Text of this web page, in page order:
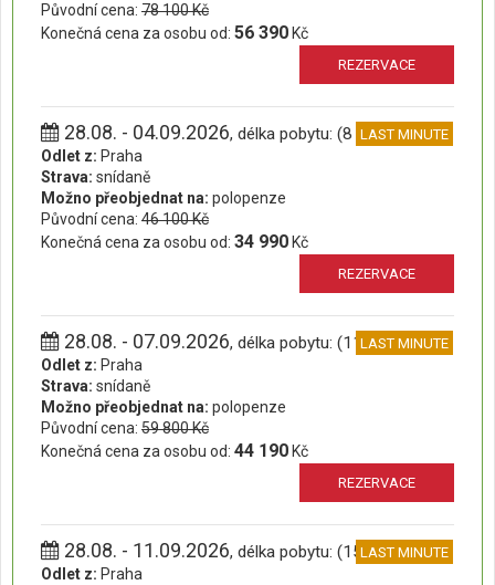
Původní cena: 78 100 Kč
Konečná cena za osobu od: 56 390 Kč
REZERVACE
28.08. - 04.09.2026, délka pobytu: (8 dní)LAST MINUTE
Odlet z: Praha
Strava: snídaně
Možno přeobjednat na: polopenze
Původní cena: 46 100 Kč
Konečná cena za osobu od: 34 990 Kč
REZERVACE
28.08. - 07.09.2026, délka pobytu: (11 dní)LAST MINUTE
Odlet z: Praha
Strava: snídaně
Možno přeobjednat na: polopenze
Původní cena: 59 800 Kč
Konečná cena za osobu od: 44 190 Kč
REZERVACE
28.08. - 11.09.2026, délka pobytu: (15 dní)LAST MINUTE
Odlet z: Praha